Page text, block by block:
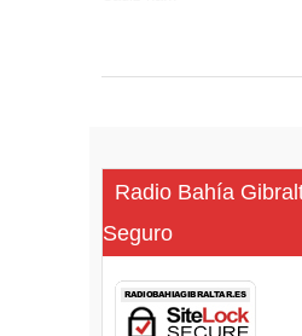
Radio Bahía
Seguro